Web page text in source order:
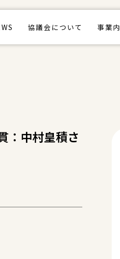
協議会について 事業
：中村皇積さ